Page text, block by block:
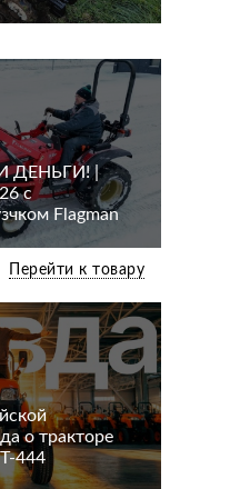
ДЕНЬГИ! |
с
Flagman
Перейти к товару
о тракторе
444